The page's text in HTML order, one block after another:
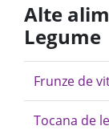
Alte
Legume
Frunze de
Tocana de